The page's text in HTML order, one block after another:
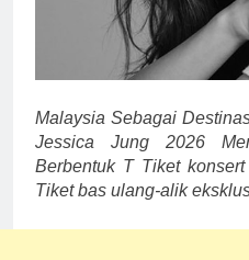
Malaysia Sebagai
Jessica Jung 2026
Berbentuk T Tiket
Tiket bas ulang-alik